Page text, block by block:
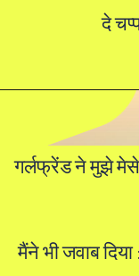
दे
गर्लफ्रेंड ने मुझे
मैंने भी जवाब